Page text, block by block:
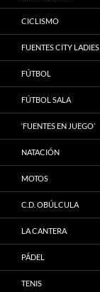
CICLISMO
FUENTES CITY LADIES
FÚTBOL
FÚTBOL SALA
‘FUENTES EN JUEGO’
NATACIÓN
MOTOS
C.D. OBÚLCULA
LA CANTERA
PÁDEL
TENIS